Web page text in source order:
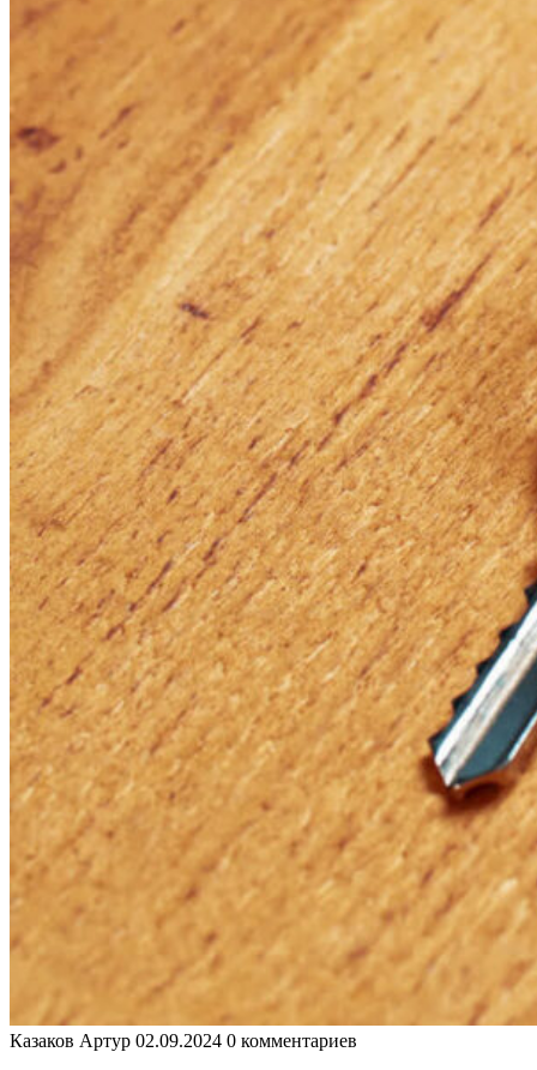
Казаков Артур 02.09.2024 0 комментариев